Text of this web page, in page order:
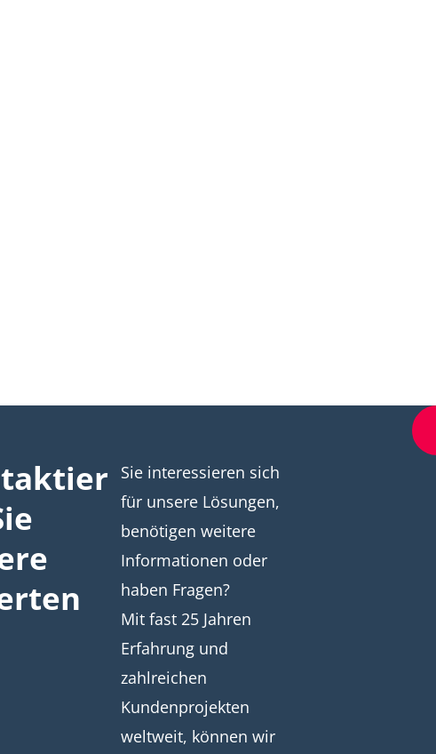
Sie interessieren sich
für unsere Lösungen,
benötigen weitere
Informationen oder
haben Fragen?
Mit fast 25 Jahren
Erfahrung und
zahlreichen
Kundenprojekten
weltweit, können wir